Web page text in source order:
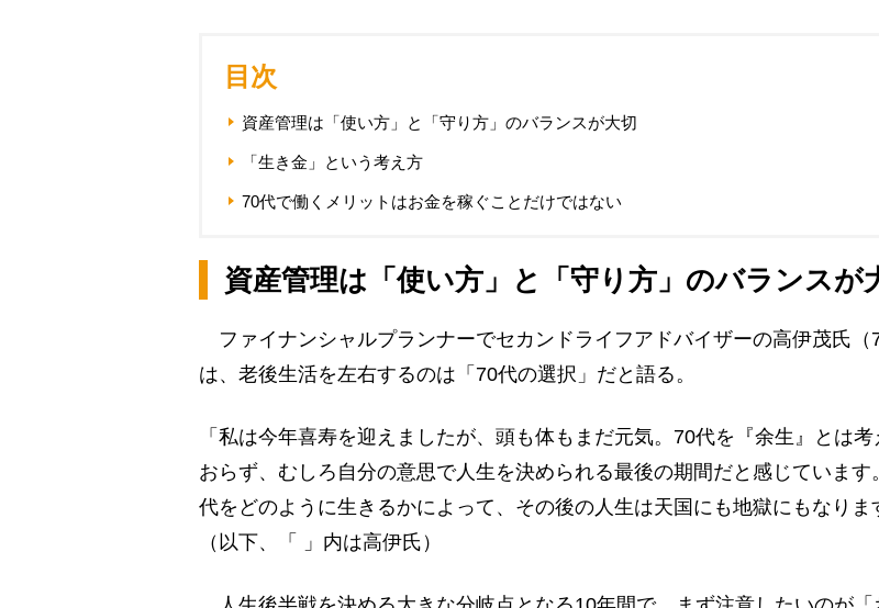
目次
資産管理は「使い方」と「守り方」のバランスが大切
「生き金」という考え方
70代で働くメリットはお金を稼ぐことだけではない
資産管理は「使い方」と「守り方」のバランスが
ファイナンシャルプランナーでセカンドライフアドバイザーの高伊茂氏（
は、老後生活を左右するのは「70代の選択」だと語る。
「私は今年喜寿を迎えましたが、頭も体もまだ元気。70代を『余生』とは考
おらず、むしろ自分の意思で人生を決められる最後の期間だと感じています
代をどのように生きるかによって、その後の人生は天国にも地獄にもなりま
（以下、「 」内は高伊氏）